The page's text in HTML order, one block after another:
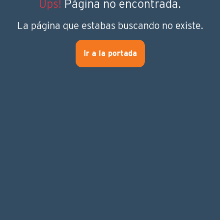
Ups! Página no encontrada.
La página que estabas buscando no existe.
Ir a la portada